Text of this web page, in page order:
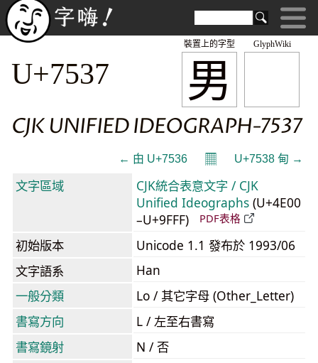
GlyphWiki
男
裝置上的字型
U+7537
CJK UNIFIED IDEOGRAPH-7537
← 甶 U+7536 𝄜 U+7538 甸 →
文字區域
CJK統合表意文字 / CJK
Unified Ideographs (U+4E00
–U+9FFF)
PDF表格
初始版本
Unicode 1.1 發布於 1993/06
文字語系
Han
一般分類
Lo / 其它字母 (Other_Letter)
書寫方向
L / 左至右書寫
書寫鏡射
N / 否